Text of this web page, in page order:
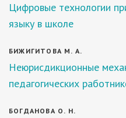
Цифровые технологии
языку в школе
БИЖИГИТОВА М. А.
Неюрисдикционные
педагогических
БОГДАНОВА О. Н.